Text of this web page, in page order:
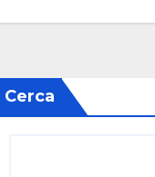
Cerca